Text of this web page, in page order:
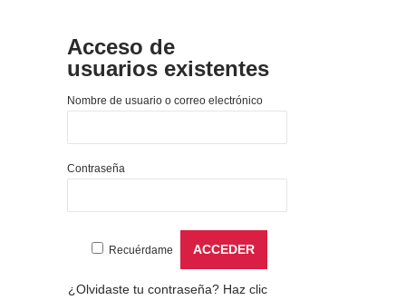
Acceso de
usuarios existentes
Nombre de usuario o correo electrónico
Contraseña
Recuérdame
¿Olvidaste tu contraseña? Haz clic